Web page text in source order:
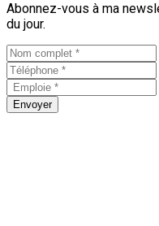
Abonnez-vous à ma
du jour.
Envoyer